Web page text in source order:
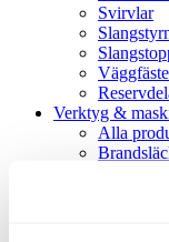
Svirvlar
Verktyg &
Alla